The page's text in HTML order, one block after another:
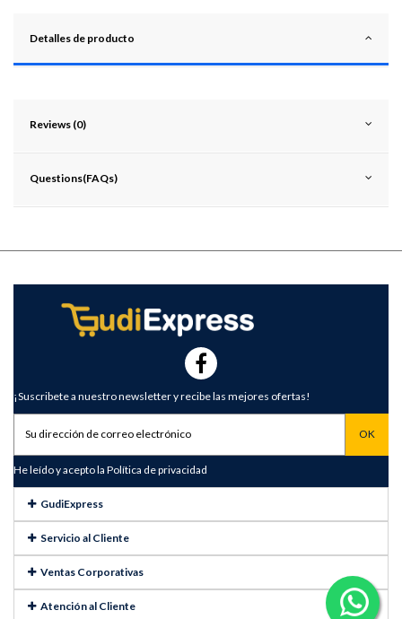
Detalles de producto
Reviews (0)
Questions(FAQs)
¡Suscribete a nuestro newsletter y recibe las mejores ofertas!
He leído y acepto la Política de privacidad
GudiExpress
Servicio al Cliente
Ventas Corporativas
Atención al Cliente